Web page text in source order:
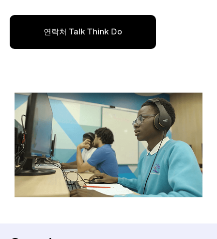
연락처 Talk Think Do